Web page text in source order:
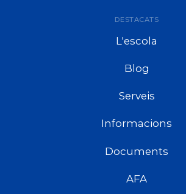
DESTACATS
L'escola
Blog
Serveis
Informacions
Documents
AFA